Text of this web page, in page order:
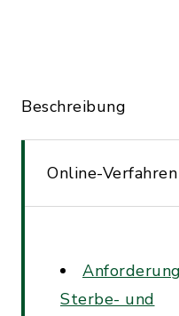
Beschreibung
Online-Verfahren
Sterbe- und